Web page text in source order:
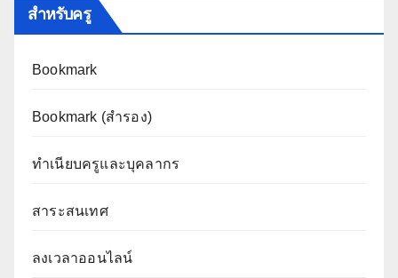
สำหรับครู
Bookmark
Bookmark (สำรอง)
ทำเนียบครูและบุคลากร
สาระสนเทศ
ลงเวลาออนไลน์